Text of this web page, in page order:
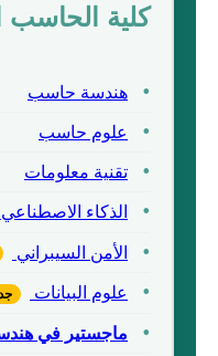
كلية الحاسب
هندسة حاسب
علوم حاسب
تقنية معلومات
الذكاء الاصطناعي
الأمن السيبراني
علوم البيانات
ماجستير في